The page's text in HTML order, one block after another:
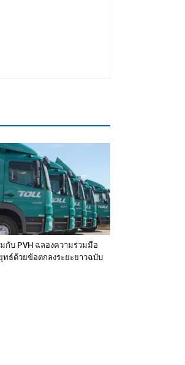
กับ PVH ฉลองความร่วมมือ
ทธ์ด้วยข้อตกลงระยะยาวฉบับ